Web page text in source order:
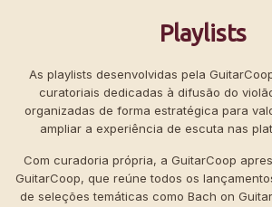
Playlists
As playlists desenvolvidas pela
curatoriais dedicadas à difusão do
organizadas de forma estratégica para
ampliar a experiência de escuta nas
Com curadoria própria, a GuitarCoop
GuitarCoop, que reúne todos os
de seleções temáticas como Bach on